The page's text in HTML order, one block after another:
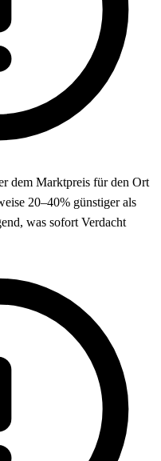
dem Marktpreis für den Ort
20–40% günstiger als
was sofort Verdacht